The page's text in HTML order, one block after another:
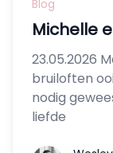
Blog
Michelle
23.05.2026
bruiloften
nodig
liefde